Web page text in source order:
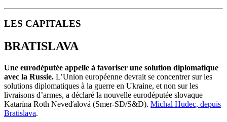
LES CAPITALES
BRATISLAVA
Une eurodéputée appelle à favoriser une solution diplomatique
avec la Russie. L’Union européenne devrait se concentrer sur les
solutions diplomatiques à la guerre en Ukraine, et non sur les
livraisons d’armes, a déclaré la nouvelle eurodéputée slovaque
Katarína Roth Neveďalová (Smer-SD/S&D). Michal Hudec, depuis
Bratislava.